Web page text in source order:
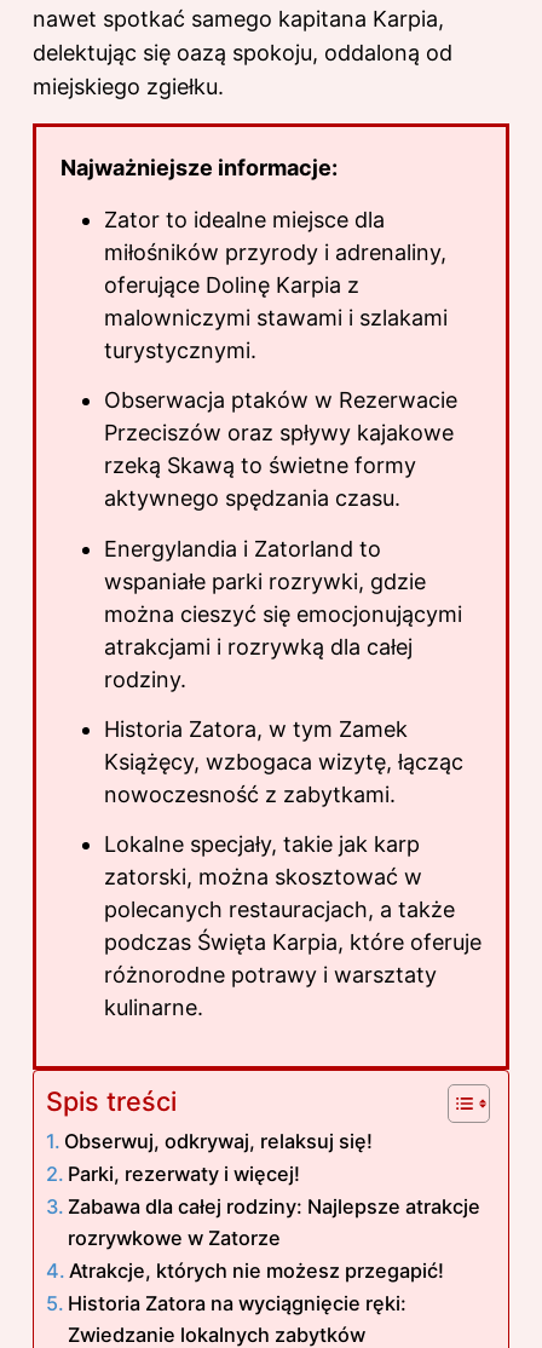
nawet spotkać samego kapitana Karpia,
delektując się oazą spokoju, oddaloną od
miejskiego zgiełku.
Najważniejsze informacje:
Zator to idealne miejsce dla
miłośników przyrody i adrenaliny,
oferujące Dolinę Karpia z
malowniczymi stawami i szlakami
turystycznymi.
Obserwacja ptaków w Rezerwacie
Przeciszów oraz spływy kajakowe
rzeką Skawą to świetne formy
aktywnego spędzania czasu.
Energylandia i Zatorland to
wspaniałe parki rozrywki, gdzie
można cieszyć się emocjonującymi
atrakcjami i rozrywką dla całej
rodziny.
Historia Zatora, w tym Zamek
Książęcy, wzbogaca wizytę, łącząc
nowoczesność z zabytkami.
Lokalne specjały, takie jak karp
zatorski, można skosztować w
polecanych restauracjach, a także
podczas Święta Karpia, które oferuje
różnorodne potrawy i warsztaty
kulinarne.
Spis treści
Obserwuj, odkrywaj, relaksuj się!
Parki, rezerwaty i więcej!
Zabawa dla całej rodziny: Najlepsze atrakcje
rozrywkowe w Zatorze
Atrakcje, których nie możesz przegapić!
Historia Zatora na wyciągnięcie ręki:
Zwiedzanie lokalnych zabytków